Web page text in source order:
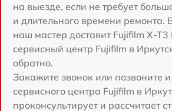
на выезде, если не требует
и длительного времени ремонта.
наш мастер доставит Fujifilm X-T3
сервисный центр Fujifilm в
обратно.
Закажите звонок или позвоните
сервисного центра Fujifilm в
проконсультирует и рассчитает